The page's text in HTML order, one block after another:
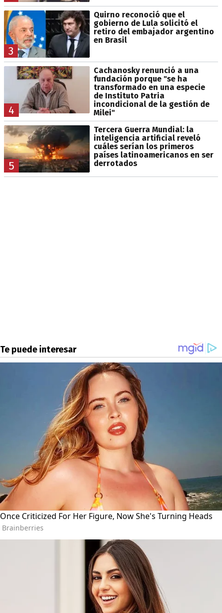
3
Quirno reconoció que el
gobierno de Lula solicitó el
retiro del embajador argentino
en Brasil
4
Cachanosky renunció a una
fundación porque "se ha
transformado en una especie
de Instituto Patria
incondicional de la gestión de
Milei"
5
Tercera Guerra Mundial: la
inteligencia artificial reveló
cuáles serían los primeros
países latinoamericanos en ser
derrotados